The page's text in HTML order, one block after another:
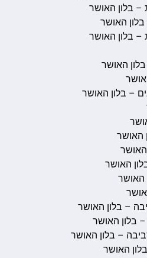
– בלון האושר
האושר
– בלון האושר
האושר
– בלון האושר
האושר
האושר
האושר
האושר
– בלון האושר
– בלון האושר
– בלון האושר
האושר